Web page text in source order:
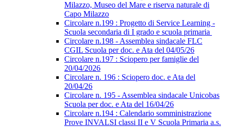
Milazzo, Museo del Mare e riserva naturale di
Capo Milazzo
Circolare n.199 : Progetto di Service Learning -
Scuola secondaria di I grado e scuola primaria
Circolare n.198 - Assemblea sindacale FLC
CGIL Scuola per doc. e Ata del 04/05/26
Circolare n.197 : Sciopero per famiglie del
20/04/2026
Circolare n. 196 : Sciopero doc. e Ata del
20/04/26
Circolare n. 195 - Assemblea sindacale Unicobas
Scuola per doc. e Ata del 16/04/26
Circolare n.194 : Calendario somministrazione
Prove INVALSI classi II e V Scuola Primaria a.s.